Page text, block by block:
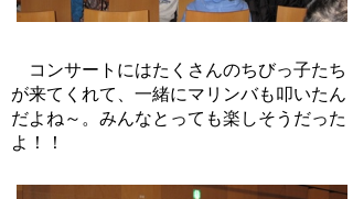
コンサートにはたくさんのちびっ子たち
が来てくれて、一緒にマリンバも叩いたん
だよね～。みんなとっても楽しそうだった
よ！！